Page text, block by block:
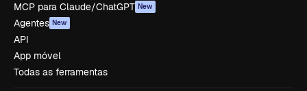
MCP para Claude/ChatGPT New
Agentes New
API
App móvel
Todas as ferramentas